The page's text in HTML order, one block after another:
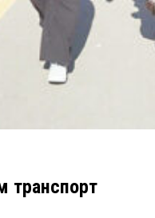
транспорт